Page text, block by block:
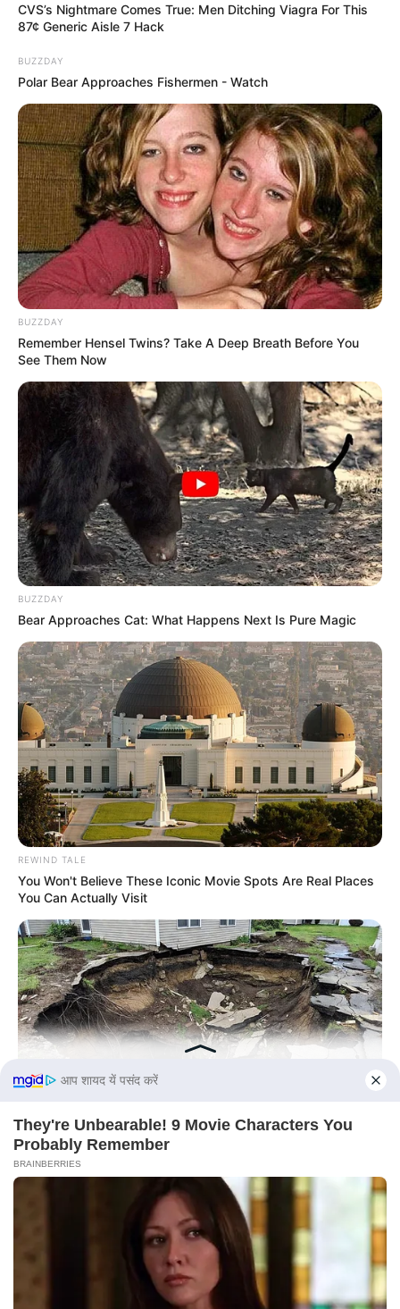
CVS’s Nightmare Comes True: Men Ditching Viagra For This
87¢ Generic Aisle 7 Hack
BUZZDAY
Polar Bear Approaches Fishermen - Watch
BUZZDAY
Remember Hensel Twins? Take A Deep Breath Before You
See Them Now
BUZZDAY
Bear Approaches Cat: What Happens Next Is Pure Magic
REWIND TALE
You Won't Believe These Iconic Movie Spots Are Real Places
You Can Actually Visit
BUZZDAY
What Was Hidden Inside This Shocking Sinkhole Will Haunt
You